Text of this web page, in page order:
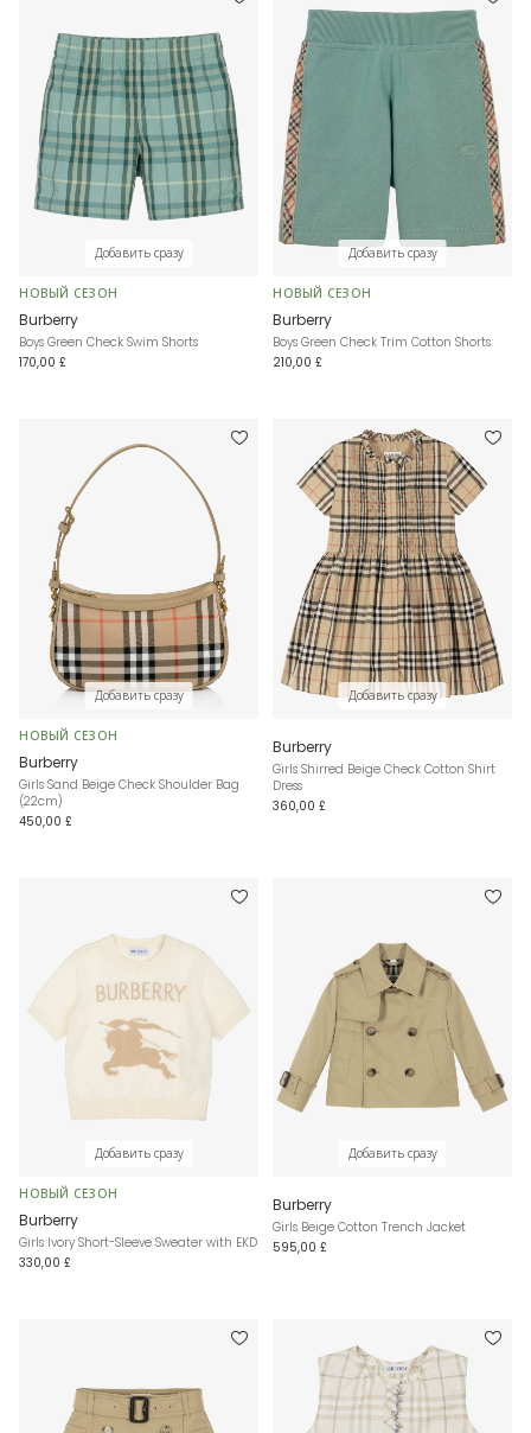
Добавить сразу
НОВЫЙ СЕЗОН
Burberry
Boys Green Check Swim Shorts
170,00 £
Добавить сразу
НОВЫЙ СЕЗОН
Burberry
Boys Green Check Trim Cotton Shorts
210,00 £
Добавить сразу
НОВЫЙ СЕЗОН
Burberry
Girls Sand Beige Check Shoulder Bag
(22cm)
450,00 £
Добавить сразу
Burberry
Girls Shirred Beige Check Cotton Shirt
Dress
360,00 £
Добавить сразу
НОВЫЙ СЕЗОН
Burberry
Girls Ivory Short-Sleeve Sweater with EKD
330,00 £
Добавить сразу
Burberry
Girls Beige Cotton Trench Jacket
595,00 £